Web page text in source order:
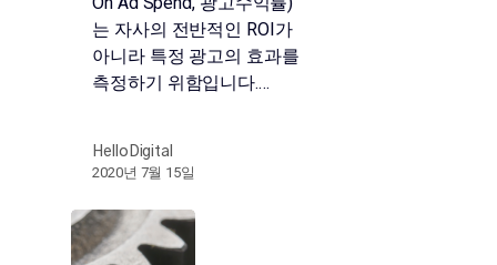
는 자사의 전반적인 ROI가
아니라 특정 광고의 효과를
측정하기 위함입니다.…
HelloDigital
2020년 7월 15일